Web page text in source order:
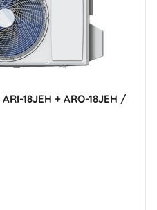
18JEH + ARO-18JEH /